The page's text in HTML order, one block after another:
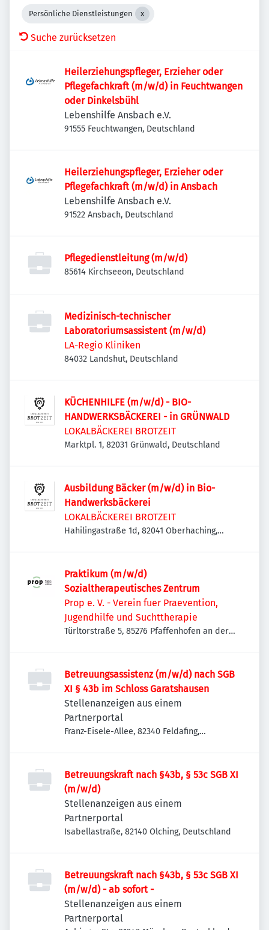
Persönliche Dienstleistungen
Suche zurücksetzen
Heilerziehungspfleger, Erzieher oder
Pflegefachkraft (m/w/d) in Feuchtwangen
oder Dinkelsbühl
Lebenshilfe Ansbach e.V.
91555 Feuchtwangen, Deutschland
Heilerziehungspfleger, Erzieher oder
Pflegefachkraft (m/w/d) in Ansbach
Lebenshilfe Ansbach e.V.
91522 Ansbach, Deutschland
Pflegedienstleitung (m/w/d)
85614 Kirchseeon, Deutschland
Medizinisch-technischer
Laboratoriumsassistent (m/w/d)
LA-Regio Kliniken
84032 Landshut, Deutschland
KÜCHENHILFE (m/w/d) - BIO-
HANDWERKSBÄCKEREI - in GRÜNWALD
LOKALBÄCKEREI BROTZEIT
Marktpl. 1, 82031 Grünwald, Deutschland
Ausbildung Bäcker (m/w/d) in Bio-
Handwerksbäckerei
LOKALBÄCKEREI BROTZEIT
Hahilingastraße 1d, 82041 Oberhaching,
Praktikum (m/w/d)
Sozialtherapeutisches Zentrum
Prop e. V. - Verein fuer Praevention,
Jugendhilfe und Suchttherapie
Türltorstraße 5, 85276 Pfaffenhofen an der
Betreuungsassistenz (m/w/d) nach SGB
XI § 43b im Schloss Garatshausen
Stellenanzeigen aus einem
Partnerportal
Franz-Eisele-Allee, 82340 Feldafing,
Betreuungskraft nach §43b, § 53c SGB XI
(m/w/d)
Stellenanzeigen aus einem
Partnerportal
Isabellastraße, 82140 Olching, Deutschland
Betreuungskraft nach §43b, § 53c SGB XI
(m/w/d) - ab sofort -
Stellenanzeigen aus einem
Partnerportal